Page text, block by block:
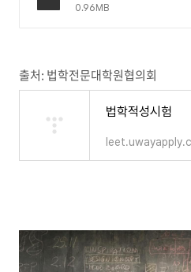
0.96MB
출처: 법학전문대학원협의회
법학적성시험